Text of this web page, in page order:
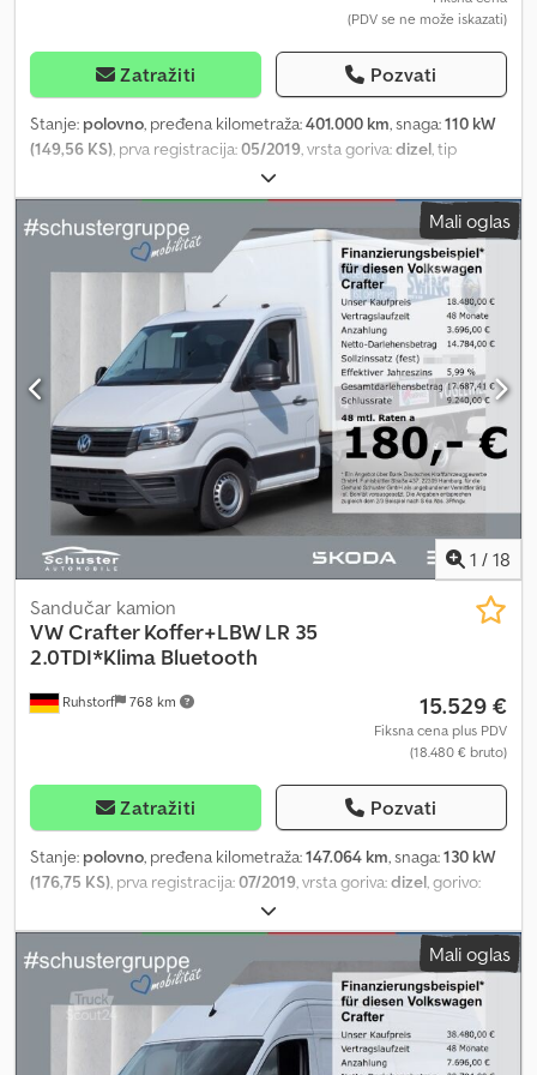
(PDV se ne može iskazati)
Zatražiti Pozvati
Stanje: polovno, pređena kilometraža:401.000 km, snaga:110 kW
(149,56 KS), prva registracija:05/2019, vrsta goriva:dizel, tip
ABS, centralno zaključavanje,
elektronski program stabilnosti (ESP), klima uređaj, Razgledanje
uz prethodni telefonski dogovor. Dedpozqxqmefx Ah EsckMali oglas
1 / 18
Ruhstorf 768 km
Sandučar kamion
VWCrafter Koffer+LBW LR 35
2.0TDI*Klima Bluetooth
15.529 €
Fiksna cena plus PDV
(18.480 € bruto)
Zatražiti Pozvati
Stanje: polovno, pređena kilometraža:147.064 km, snaga:130 kW
(176,75 KS) , prva registracija:07/2019 , vrsta goriva:dizel , gorivo:
, emisioni razred:Euro 6
Oprema:ABS, centralno zaključavanje, elektronski program
stabilnosti (ESP), hidraulični zadnji podizač, klima uređaj,
kontrola proklizavanja, sistem imobilizera, ugrađeni računar,
vazdušni jastuk, * Na našem sajtu možete pronaći još 1500 vozila.
Leasing i finansiranje su mogući i bez učešća! * Naše cene su za
preuzimanje vozila u gotovini, što znači da se dodatne usluge kao
Mali oglas